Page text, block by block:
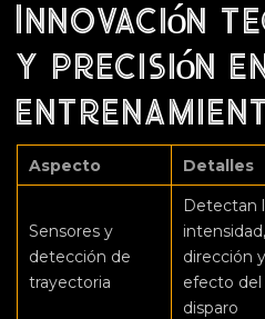
Innovación
y precisión
Aspecto Detalles
Sensores y
detección de
trayectoria
Detectan
intensidad,
dirección y
efecto del
disparo